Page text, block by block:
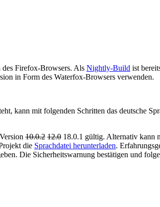
Firefox-Browsers. Als Nightly-Build ist
in Form des Waterfox-Browsers verwenden.
kann mit folgenden Schritten das deutsche
10.0.2 12.0 18.0.1 gültig. Alternativ kann
die Sprachdatei herunterladen.
Die Sicherheitswarnung bestätigen und